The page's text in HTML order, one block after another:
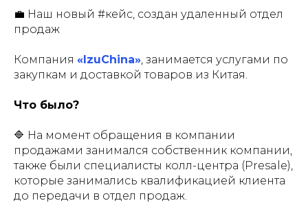
💼 Наш новый #кейс, создан удаленный отдел
продаж
Компания «IzuChina» , занимается услугами по
закупкам и доставкой товаров из Китая.
Что было?
🔷 На момент обращения в компании
продажами занимался собственник компании,
также были специалисты колл-центра (Presale),
которые занимались квалификацией клиента
до передачи в отдел продаж.